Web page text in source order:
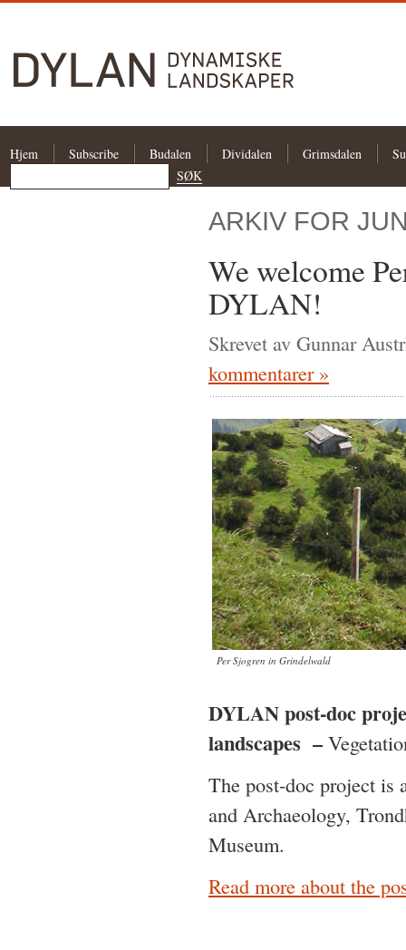
Hjem Subscribe Budalen Dividalen Grimsdalen
ARKIV FOR
We welcome
DYLAN!
Skrevet av Gunnar
kommentarer »
Per Sjogren in Grindelwald
DYLAN post-doc
landscapes –
The post-doc project
and Archaeology,
Museum.
Read more about the